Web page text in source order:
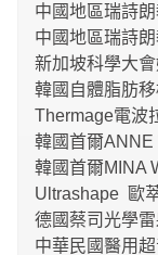
中國地區瑞詩
中國地區瑞詩
新加坡科學大
韓國自體脂肪
Thermage電波
韓國首爾
韓國首爾MINA
Ultrashape 歐
德國蔡司光學
中華民國醫用